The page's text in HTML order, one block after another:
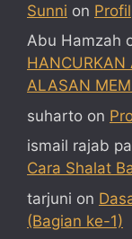
Sunni on Profil
Abu Hamzah
HANCURKAN
ALASAN
suharto on
ismail rajab
Cara Shalat
tarjuni on
(Bagian ke-1)